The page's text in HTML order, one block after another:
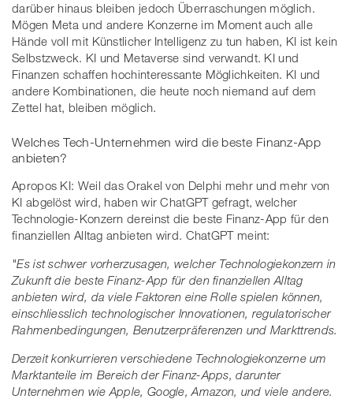
darüber hinaus bleiben jedoch Überraschungen möglich.
Mögen Meta und andere Konzerne im Moment auch alle
Hände voll mit Künstlicher Intelligenz zu tun haben, KI ist kein
Selbstzweck. KI und Metaverse sind verwandt. KI und
Finanzen schaffen hochinteressante Möglichkeiten. KI und
andere Kombinationen, die heute noch niemand auf dem
Zettel hat, bleiben möglich.
Welches Tech-Unternehmen wird die beste Finanz-App
anbieten?
Apropos KI: Weil das Orakel von Delphi mehr und mehr von
KI abgelöst wird, haben wir ChatGPT gefragt, welcher
Technologie-Konzern dereinst die beste Finanz-App für den
finanziellen Alltag anbieten wird. ChatGPT meint:
"Es ist schwer vorherzusagen, welcher Technologiekonzern in
Zukunft die beste Finanz-App für den finanziellen Alltag
anbieten wird, da viele Faktoren eine Rolle spielen können,
einschliesslich technologischer Innovationen, regulatorischer
Rahmenbedingungen, Benutzerpräferenzen und Markttrends.
Derzeit konkurrieren verschiedene Technologiekonzerne um
Marktanteile im Bereich der Finanz-Apps, darunter
Unternehmen wie Apple, Google, Amazon, und viele andere.